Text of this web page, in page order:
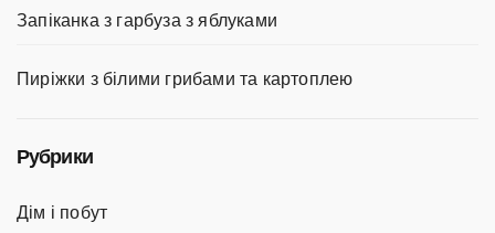
Запіканка з гарбуза з яблуками
Пиріжки з білими грибами та картоплею
Рубрики
Дім і побут